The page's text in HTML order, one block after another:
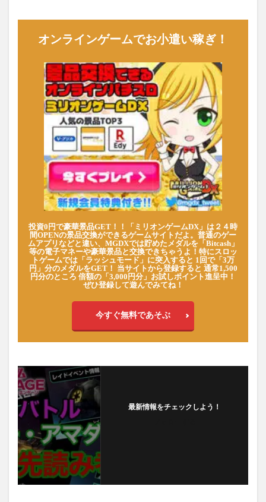
オンラインゲームでお小遣い稼ぎ！
投資0円で豪華景品GET！！「ミリオンゲームDX」は２４時
間OPENの景品交換ができるゲームサイトだよ。普通のゲー
ムアプリなどと違い、MGDXでは貯めたメダルを「Bitcash」
等の電子マネーや豪華景品と交換できちゃうよ！特にスロッ
トゲームでは「ラッシュモード」に突入すると 1回で「3万
円」分のメダルをGET！ 当サイトから登録すると 通常1,500
円分のところ 倍額の「3,000円分」お試しポイント進呈中！
ぜひ登録して遊んでみてね！
今すぐ無料であそぶ
最新情報をチェックしよう！